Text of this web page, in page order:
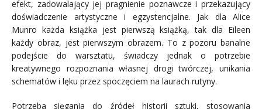
efekt, zadowalający jej pragnienie poznawcze i przekazujący
doświadczenie artystyczne i egzystencjalne. Jak dla Alice
Munro każda książka jest pierwszą książką, tak dla Eileen
każdy obraz, jest pierwszym obrazem. To z pozoru banalne
podejście do warsztatu, świadczy jednak o potrzebie
kreatywnego rozpoznania własnej drogi twórczej, unikania
schematów i lęku przez spoczęciem na laurach rutyny.
Potrzeba sięgania do źródeł historii sztuki, stosowania